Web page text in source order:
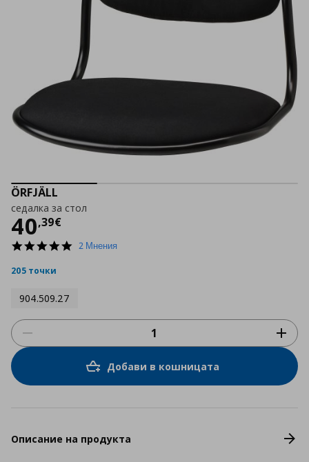
ÖRFJÄLL
седалка за стол
40,39€
Цена
5.0
2 Мнения
205 точки
904.509.27
Добави в кошницата
Описание на продукта